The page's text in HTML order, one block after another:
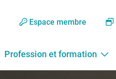
Espace membre
Profession et formation